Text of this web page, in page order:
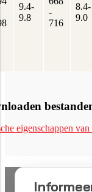
9.4-
9.8
-
716
8.4-
9.0
eigenschappen